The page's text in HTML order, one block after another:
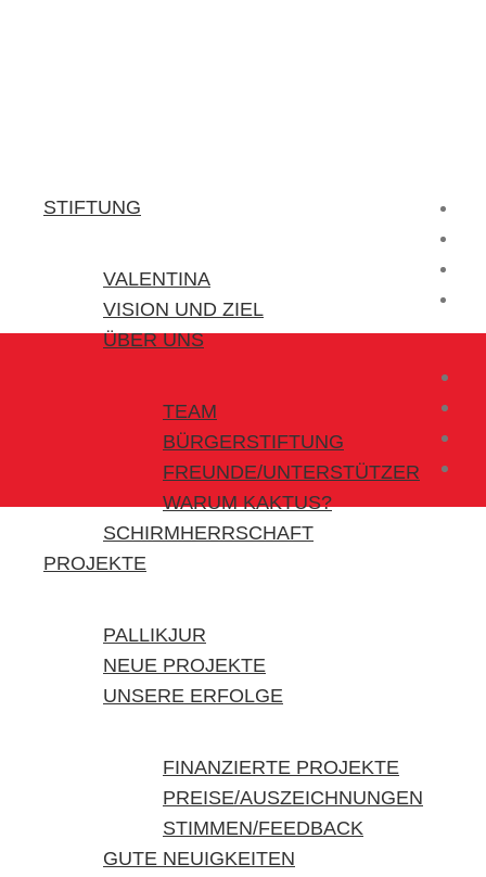
STIFTUNG
VALENTINA
VISION UND ZIEL
ÜBER UNS
TEAM
BÜRGERSTIFTUNG
FREUNDE/UNTERSTÜTZER
WARUM KAKTUS?
SCHIRMHERRSCHAFT
PROJEKTE
PALLIKJUR
NEUE PROJEKTE
UNSERE ERFOLGE
FINANZIERTE PROJEKTE
PREISE/AUSZEICHNUNGEN
STIMMEN/FEEDBACK
GUTE NEUIGKEITEN